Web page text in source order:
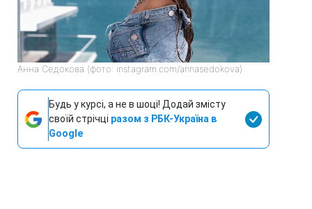
Анна Седокова (фото: instagram.com/annasedokova)
Будь у курсі, а не в шоці! Додай змісту
своїй стрічці разом з РБК-Україна в
Google